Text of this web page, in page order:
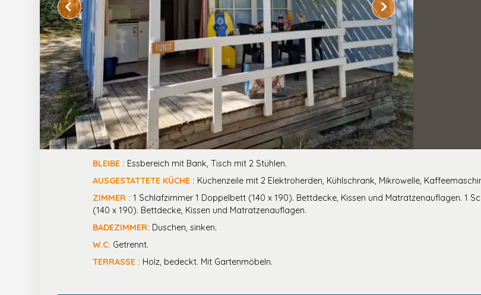
BLEIBE : Essbereich mit Bank, Tisch mit 2 Stühlen.
AUSGESTATTETE KÜCHE : Küchenzeile mit 2 Elektroherden, Kühlschrank, Mikrowelle,
ZIMMER : 1 Schlafzimmer 1 Doppelbett (140 x 190). Bettdecke, Kissen und Matratzenauflagen. 1
(140 x 190). Bettdecke, Kissen und Matratzenauflagen.
BADEZIMMER: Duschen, sinken.
W.C: Getrennt.
TERRASSE : Holz, bedeckt. Mit Gartenmöbeln.